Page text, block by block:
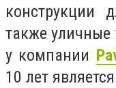
конструкции
также уличные
у компании
10 лет